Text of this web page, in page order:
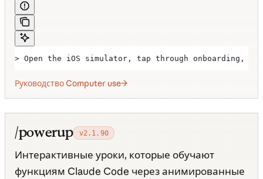
> Open the iOS simulator, tap through onboarding,
Руководство Computer use
/powerup v2.1.90
Интерактивные уроки, которые обучают
функциям Claude Code через анимированные